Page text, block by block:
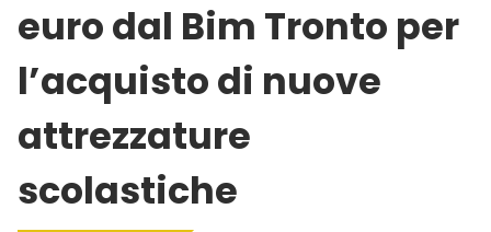
euro dal Bim Tronto per
l’acquisto di nuove
attrezzature
scolastiche